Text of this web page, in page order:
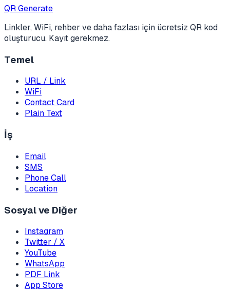
QR Generate
Linkler, WiFi, rehber ve daha fazlası için ücretsiz QR kod
oluşturucu. Kayıt gerekmez.
Temel
URL / Link
WiFi
Contact Card
Plain Text
İş
Email
SMS
Phone Call
Location
Sosyal ve Diğer
Instagram
Twitter / X
YouTube
WhatsApp
PDF Link
App Store